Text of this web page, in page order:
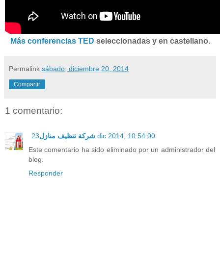
Más conferencias TED seleccionadas y en castellano.
Permalink sábado, diciembre 20, 2014
Compartir
1 comentario:
شركة تنظيف منازل 23 dic 2014, 10:54:00
Este comentario ha sido eliminado por un administrador del
blog.
Responder